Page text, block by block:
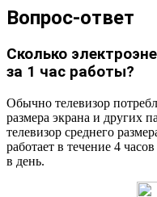
Вопрос-ответ
Сколько
за 1 час работы?
Обычно телевизор
размера экрана и других
телевизор среднего
работает в течение 4
в день.